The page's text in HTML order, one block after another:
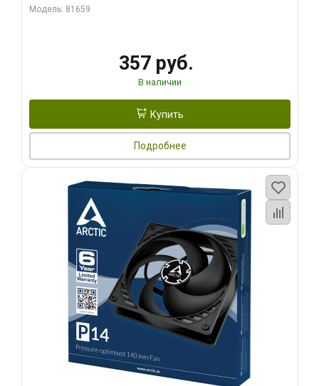
Модель: 81659
357 руб.
В наличии
Купить
Подробнее